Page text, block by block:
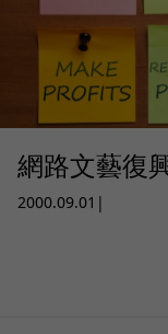
網路文藝復
2000.09.01 |